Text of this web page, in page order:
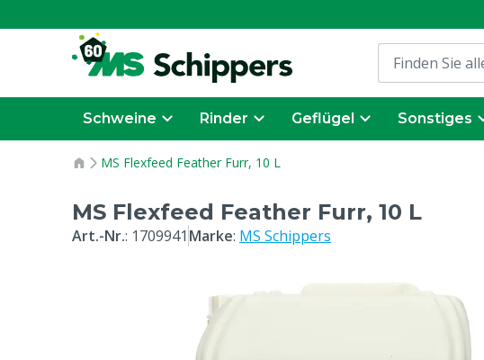
Schweine Rinder Geflügel Sonstiges
MS Flexfeed Feather Furr, 10 L
MS Flexfeed Feather Furr, 10 L
Art.-Nr.: 1709941 Marke: MS Schippers